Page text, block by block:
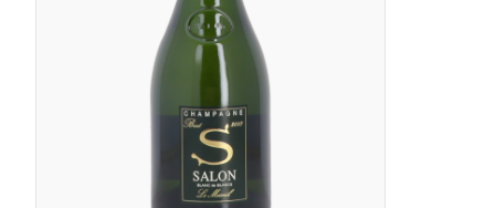
La Maison Roederer a reçu en 2017 le label Entreprise
du Patrimoine Vivant qui distingue les « entreprises
françaises aux savoir-faire artisanaux et industriels
Parmi les vignobles appartenant au groupe Roederer
on trouve, entre autres, le Château Pichon Longueville